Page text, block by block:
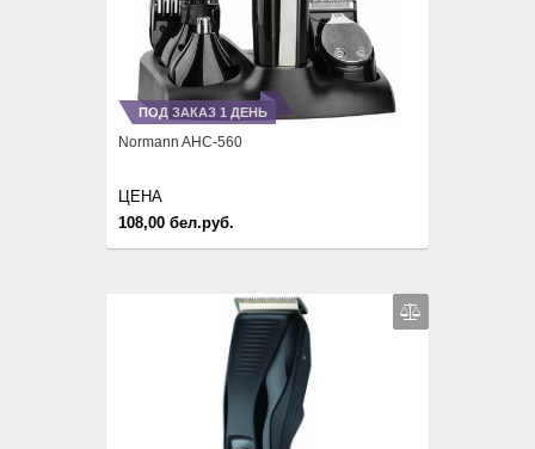
ПОД ЗАКАЗ 1 ДЕНЬ
Normann AHC-560
108,00 бел.руб.
ЦЕНА